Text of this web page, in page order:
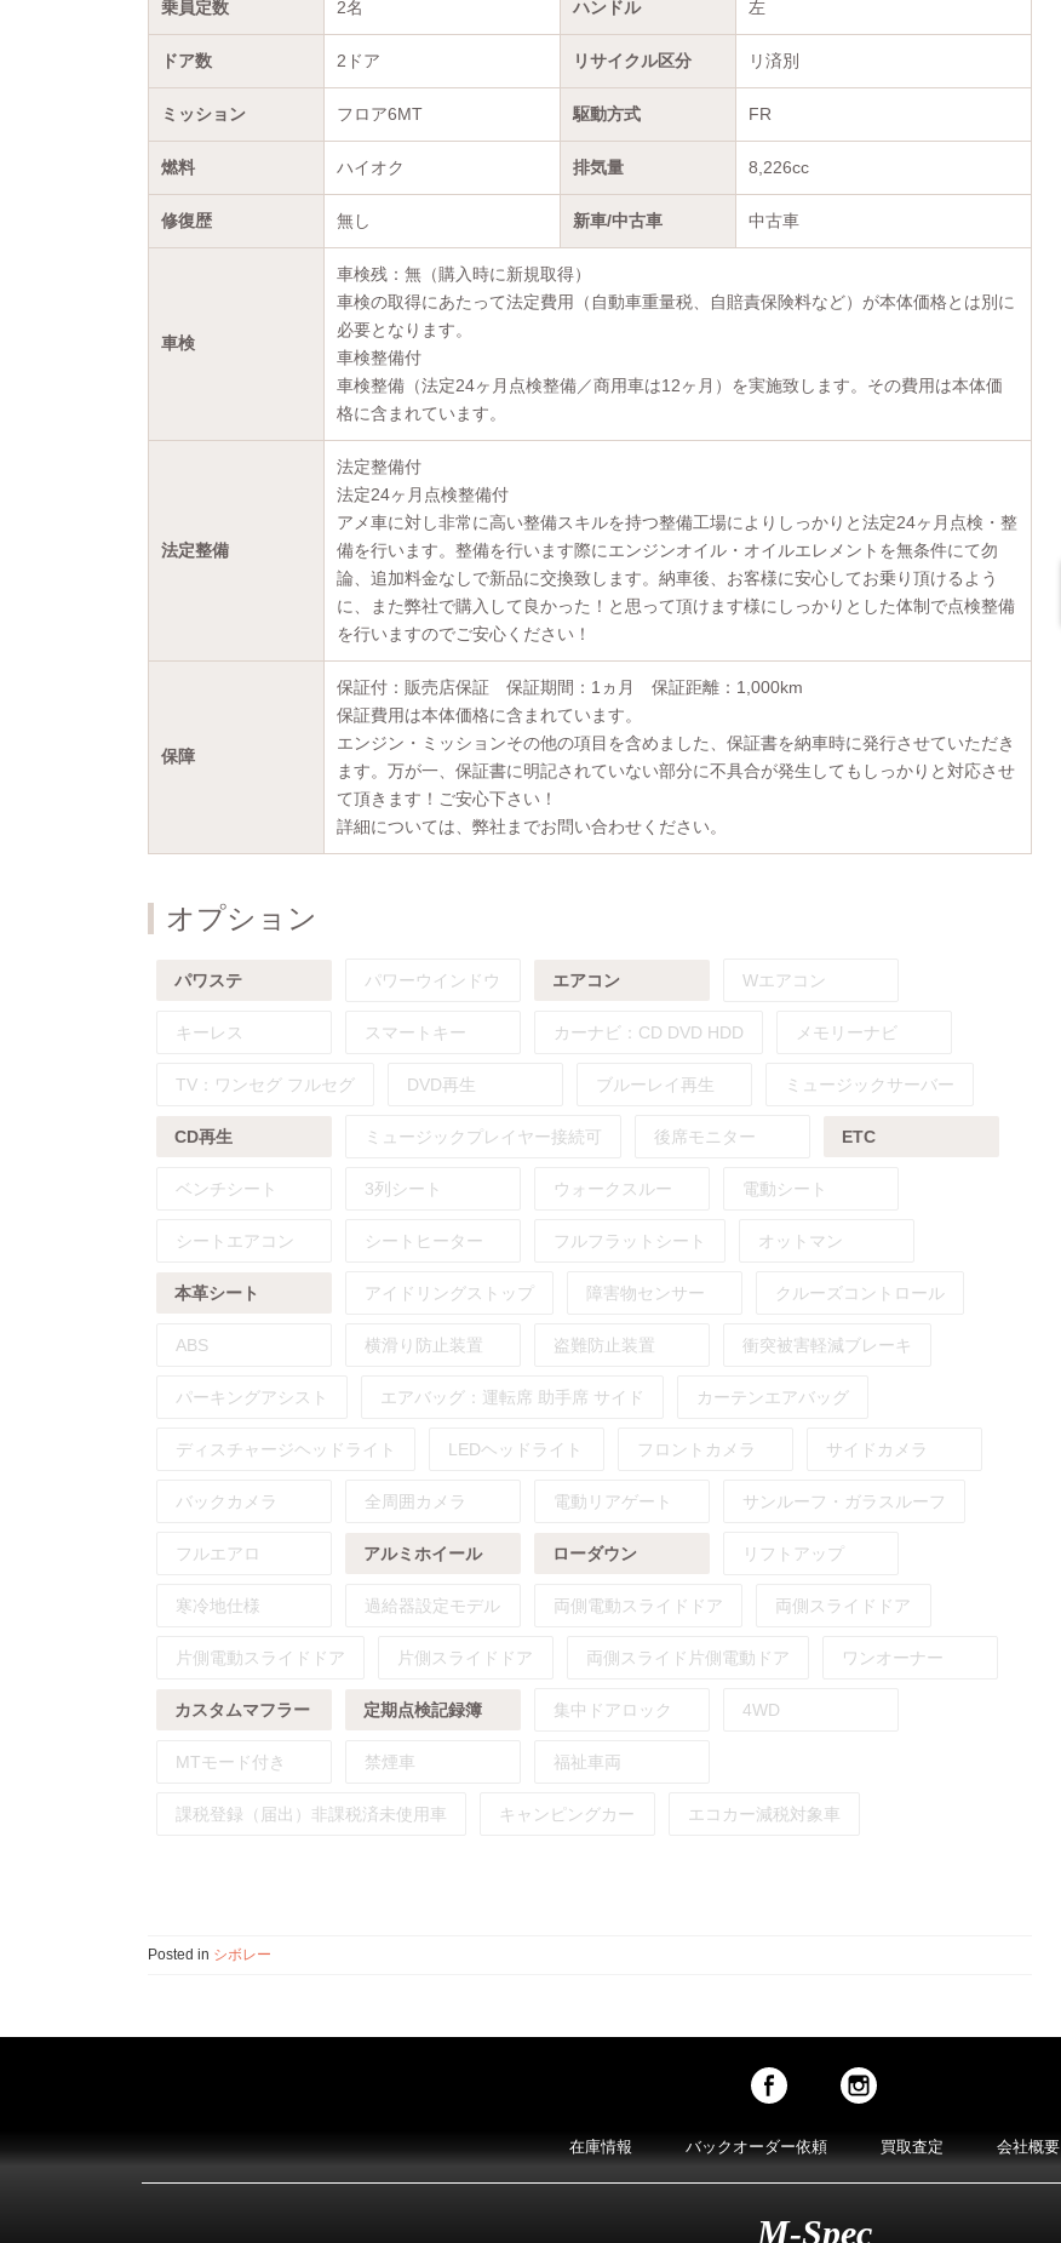
乗員定数 2名 ハンドル 左
ドア数 2ドア リサイクル区分 リ済別
ミッション フロア6MT 駆動方式 FR
燃料 ハイオク 排気量 8,226cc
修復歴 無し 新車/中古車 中古車
車検
車検残：無（購入時に新規取得）
車検の取得にあたって法定費用（自動車重量税、自賠責保険料など）が本体価格とは別に
必要となります。
車検整備付
車検整備（法定24ヶ月点検整備／商用車は12ヶ月）を実施致します。その費用は本体価
格に含まれています。
法定整備
法定整備付
法定24ヶ月点検整備付
アメ車に対し非常に高い整備スキルを持つ整備工場によりしっかりと法定24ヶ月点検・整
備を行います。整備を行います際にエンジンオイル・オイルエレメントを無条件にて勿
論、追加料金なしで新品に交換致します。納車後、お客様に安心してお乗り頂けるよう
に、また弊社で購入して良かった！と思って頂けます様にしっかりとした体制で点検整備
を行いますのでご安心ください！
保障
保証付：販売店保証 保証期間：1ヵ月 保証距離：1,000km
保証費用は本体価格に含まれています。
エンジン・ミッションその他の項目を含めました、保証書を納車時に発行させていただき
ます。万が一、保証書に明記されていない部分に不具合が発生してもしっかりと対応させ
て頂きます！ご安心下さい！
詳細については、弊社までお問い合わせください。
オプション
パワステ パワーウインドウ エアコン Wエアコン
キーレス スマートキー カーナビ： CD DVD HDD メモリーナビ
TV： ワンセグ フルセグ DVD再生 ブルーレイ再生 ミュージックサーバー
CD再生 ミュージックプレイヤー接続可 後席モニター ETC
ベンチシート 3列シート ウォークスルー 電動シート
シートエアコン シートヒーター フルフラットシート オットマン
本革シート アイドリングストップ 障害物センサー クルーズコントロール
ABS 横滑り防止装置 盗難防止装置 衝突被害軽減ブレーキ
パーキングアシスト エアバッグ： 運転席 助手席 サイド カーテンエアバッグ
ディスチャージヘッドライト LEDヘッドライト フロントカメラ サイドカメラ
バックカメラ 全周囲カメラ 電動リアゲート サンルーフ・ガラスルーフ
フルエアロ アルミホイール ローダウン リフトアップ
寒冷地仕様 過給器設定モデル 両側電動スライドドア 両側スライドドア
片側電動スライドドア 片側スライドドア 両側スライド片側電動ドア ワンオーナー
カスタムマフラー 定期点検記録簿 集中ドアロック 4WD
MTモード付き 禁煙車 福祉車両
課税登録（届出）非課税済未使用車 キャンピングカー エコカー減税対象車
Posted in シボレー
在庫情報 バックオーダー依頼 買取査定 会社概要
M-Spec